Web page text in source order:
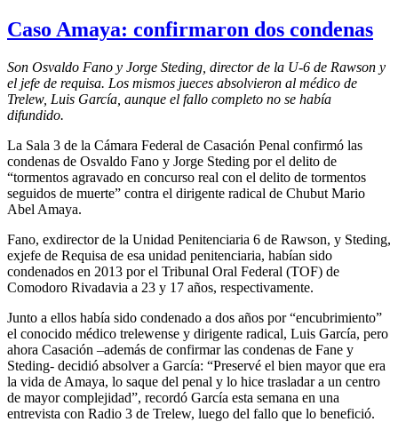
Caso Amaya: confirmaron dos condenas
Son Osvaldo Fano y Jorge Steding, director de la U-6 de Rawson y
el jefe de requisa. Los mismos jueces absolvieron al médico de
Trelew, Luis García, aunque el fallo completo no se había
difundido.
La Sala 3 de la Cámara Federal de Casación Penal confirmó las
condenas de Osvaldo Fano y Jorge Steding por el delito de
“tormentos agravado en concurso real con el delito de tormentos
seguidos de muerte” contra el dirigente radical de Chubut Mario
Abel Amaya.
Fano, exdirector de la Unidad Penitenciaria 6 de Rawson, y Steding,
exjefe de Requisa de esa unidad penitenciaria, habían sido
condenados en 2013 por el Tribunal Oral Federal (TOF) de
Comodoro Rivadavia a 23 y 17 años, respectivamente.
Junto a ellos había sido condenado a dos años por “encubrimiento”
el conocido médico trelewense y dirigente radical, Luis García, pero
ahora Casación –además de confirmar las condenas de Fane y
Steding- decidió absolver a García: “Preservé el bien mayor que era
la vida de Amaya, lo saque del penal y lo hice trasladar a un centro
de mayor complejidad”, recordó García esta semana en una
entrevista con Radio 3 de Trelew, luego del fallo que lo benefició.